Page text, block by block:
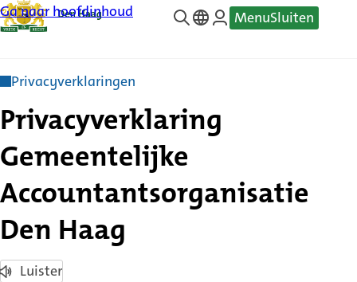
Ga naar hoofdinhoud
—
MenuSluiten
Privacyverklaringen
Privacyverklaring
Gemeentelijke
Accountantsorganisatie
Den Haag
Luister